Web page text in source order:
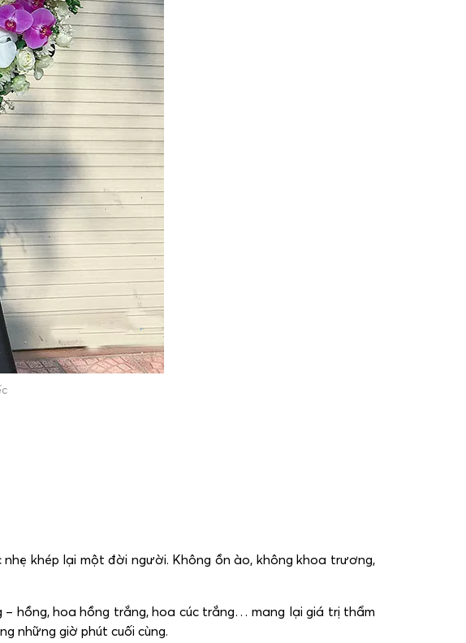
khép lại một đời người. Không ồn ào, không khoa trương,
hồng, hoa hồng trắng, hoa cúc trắng… mang lại giá trị thẩm
những giờ phút cuối cùng.